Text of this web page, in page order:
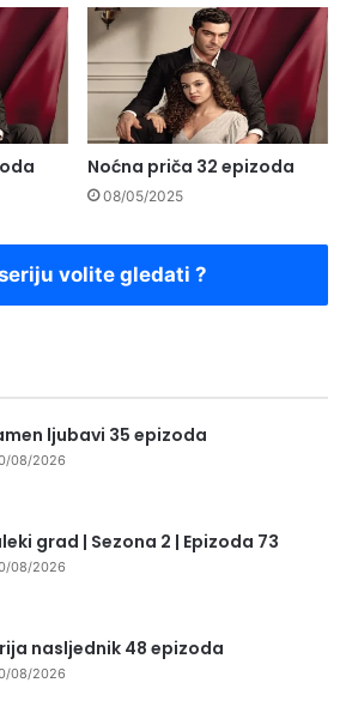
Noćna priča 32 epizoda
08/05/2025
volite gledati ?
ljubavi 35 epizoda
08/2026
grad | Sezona 2 | Epizoda 73
08/2026
nasljednik 48 epizoda
08/2026